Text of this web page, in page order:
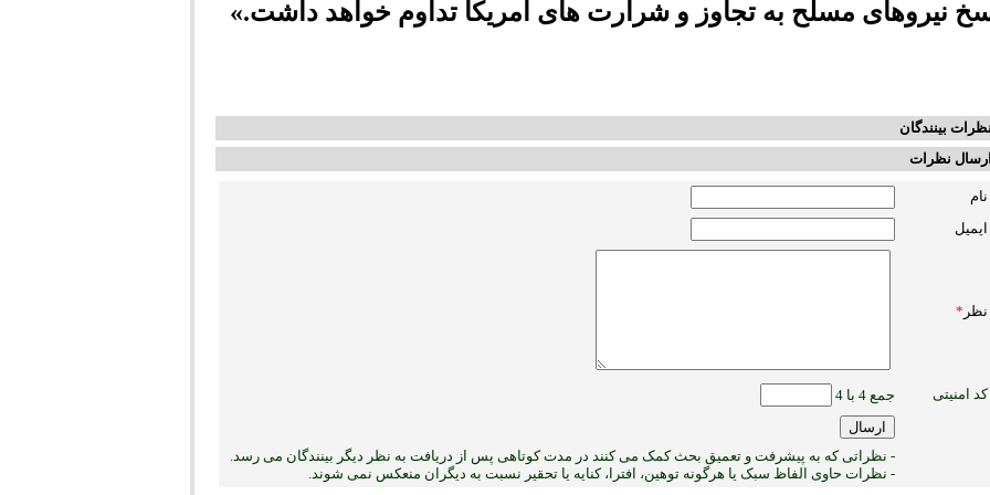
نیروهای مسلح به تجاوز و شرارت های آمریکا تداوم خواهد داشت.»
نظرات بینندگان
ارسال نظرات
نام
ایمیل
نظر *
کد امنیتی جمع 4 با 4
- نظراتی که به پیشرفت و تعمیق بحث کمک می کنند در مدت کوتاهی پس از دریافت به نظر دیگر بینندگان می رسد.
- نظرات حاوی الفاظ سبک یا هرگونه توهین، افترا، کنایه یا تحقیر نسبت به دیگران منعکس نمی ‏شوند.